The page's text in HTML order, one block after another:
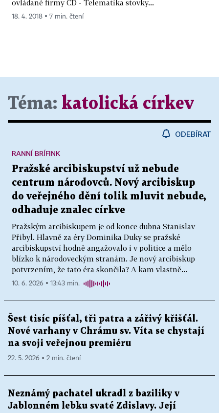
ovládané firmy ČD - Telematika stovky...
18. 4. 2018 ▪ 7 min. čtení
Téma: katolická církev
ODEBÍRAT
Pražské arcibiskupství už nebude
centrum národovců. Nový arcibiskup
do veřejného dění tolik mluvit nebude,
odhaduje znalec církve
Pražským arcibiskupem je od konce dubna Stanislav
Přibyl. Hlavně za éry Dominika Duky se pražské
arcibiskupství hodně angažovalo i v politice a mělo
blízko k národoveckým stranám. Je nový arcibiskup
potvrzením, že tato éra skončila? A kam vlastně...
RANNÍ BRÍFINK
10. 6. 2026 ▪ 13:43 min.
Šest tisíc píšťal, tři patra a zářivý křišťál.
Nové varhany v Chrámu sv. Víta se chystají
na svoji veřejnou premiéru
22. 5. 2026 ▪ 2 min. čtení
Neznámý pachatel ukradl z baziliky v
Jablonném lebku svaté Zdislavy. Její